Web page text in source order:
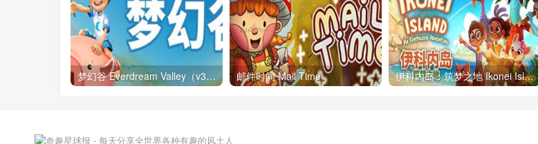
梦幻谷 Everdream Valley（v3.628.1623） 邮件时间 Mail Time 伊科内岛：筑梦之地 Ikonei Island: An Earthlock Adventure